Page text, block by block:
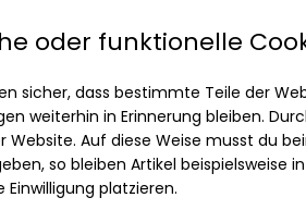
oder funktionelle
sicher, dass bestimmte Teile der
weiterhin in Erinnerung bleiben.
Website. Auf diese Weise musst du
so bleiben Artikel beispielsweise
platzieren.